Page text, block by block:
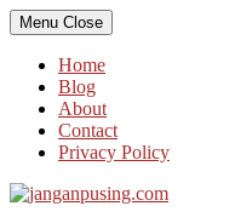
Skip
to
content
Menu Close
Home
Blog
About
Contact
Privacy Policy